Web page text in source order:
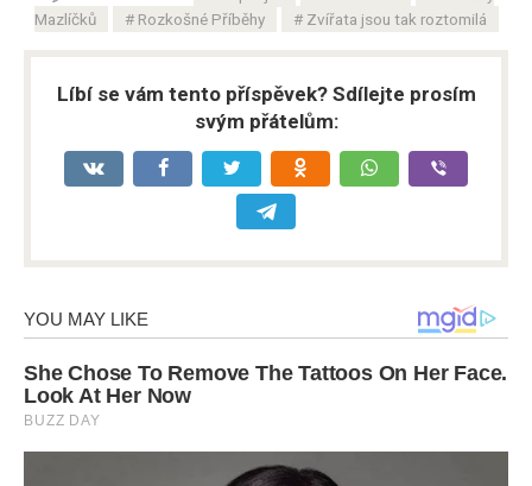
Mazlíčků
Rozkošné Příběhy Zvířata jsou tak roztomilá
Líbí se vám tento příspěvek? Sdílejte prosím
svým přátelům: